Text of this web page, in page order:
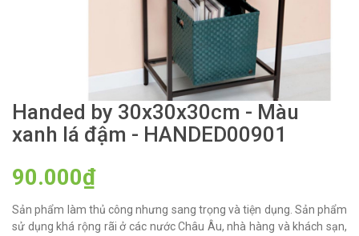
Handed by 30x30x30cm - Màu
xanh lá đậm - HANDED00901
90.000₫
Sản phẩm làm thủ công nhưng sang trọng và tiện dụng. Sản phẩm
sử dụng khá rộng rãi ở các nước Châu Âu, nhà hàng và khách sạn,